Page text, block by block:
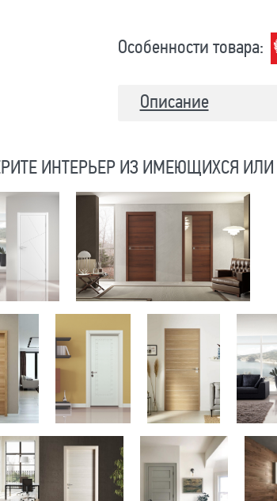
Особенности товара:
Описание
ИНТЕРЬЕР ИЗ ИМЕЮЩИХСЯ ИЛИ